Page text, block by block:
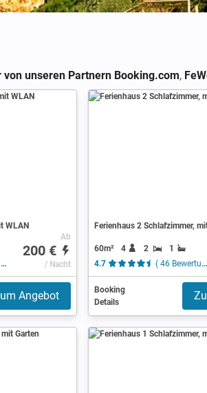
von unseren Partnern Booking.com,
WLAN
Ab
200 €
/ Nacht
Angebot
Ferienhaus 2 Schlafzimmer,
60m² 4 2
1
4.7
( 46 Bewertungen )
Booking
Details